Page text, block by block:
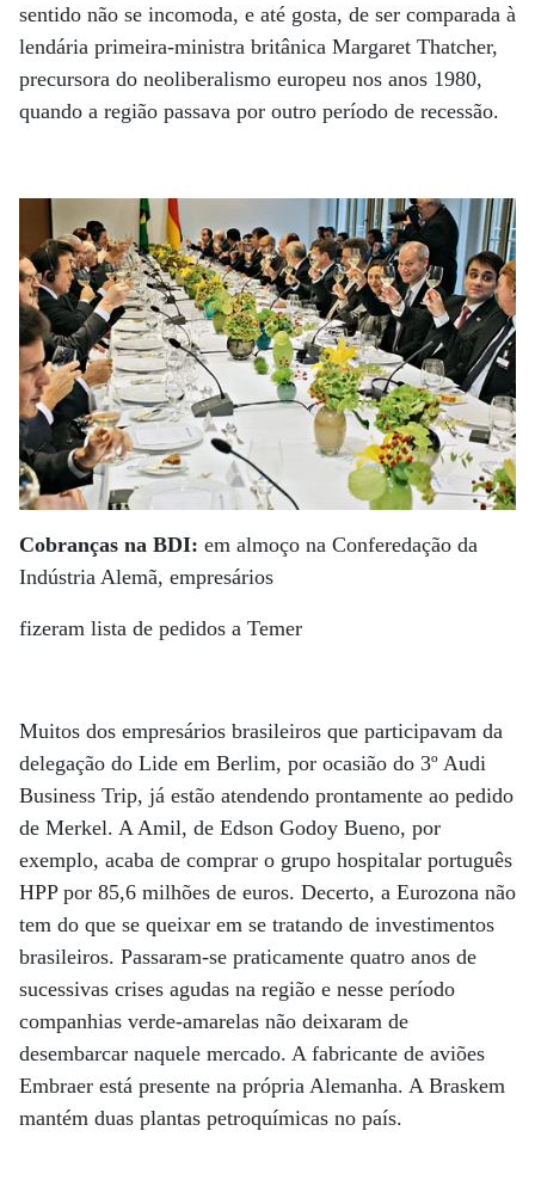
sentido não se incomoda, e até gosta, de ser comparada à
lendária primeira-ministra britânica Margaret Thatcher,
precursora do neoliberalismo europeu nos anos 1980,
quando a região passava por outro período de recessão.
Cobranças na BDI: em almoço na Conferedação da
Indústria Alemã, empresários
fizeram lista de pedidos a Temer
Muitos dos empresários brasileiros que participavam da
delegação do Lide em Berlim, por ocasião do 3º Audi
Business Trip, já estão atendendo prontamente ao pedido
de Merkel. A Amil, de Edson Godoy Bueno, por
exemplo, acaba de comprar o grupo hospitalar português
HPP por 85,6 milhões de euros. Decerto, a Eurozona não
tem do que se queixar em se tratando de investimentos
brasileiros. Passaram-se praticamente quatro anos de
sucessivas crises agudas na região e nesse período
companhias verde-amarelas não deixaram de
desembarcar naquele mercado. A fabricante de aviões
Embraer está presente na própria Alemanha. A Braskem
mantém duas plantas petroquímicas no país.